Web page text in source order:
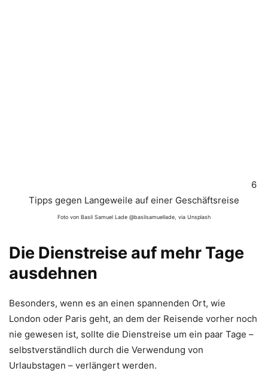
6
Tipps gegen Langeweile auf einer Geschäftsreise
Foto von Basil Samuel Lade @basilsamuellade, via Unsplash
Die Dienstreise auf mehr Tage
ausdehnen
Besonders, wenn es an einen spannenden Ort, wie
London oder Paris geht, an dem der Reisende vorher noch
nie gewesen ist, sollte die Dienstreise um ein paar Tage –
selbstverständlich durch die Verwendung von
Urlaubstagen – verlängert werden.